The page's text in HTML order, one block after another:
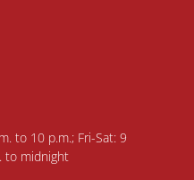
to 10 p.m.; Fri-Sat: 9
to midnight